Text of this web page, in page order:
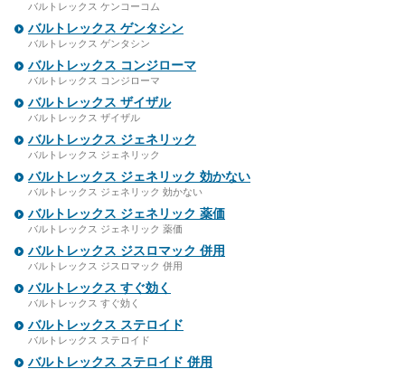
バルトレックス ケンコーコム
バルトレックス ゲンタシン
バルトレックス ゲンタシン
バルトレックス コンジローマ
バルトレックス コンジローマ
バルトレックス ザイザル
バルトレックス ザイザル
バルトレックス ジェネリック
バルトレックス ジェネリック
バルトレックス ジェネリック 効かない
バルトレックス ジェネリック 効かない
バルトレックス ジェネリック 薬価
バルトレックス ジェネリック 薬価
バルトレックス ジスロマック 併用
バルトレックス ジスロマック 併用
バルトレックス すぐ効く
バルトレックス すぐ効く
バルトレックス ステロイド
バルトレックス ステロイド
バルトレックス ステロイド 併用